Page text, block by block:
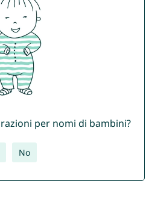
per nomi di bambini?
No